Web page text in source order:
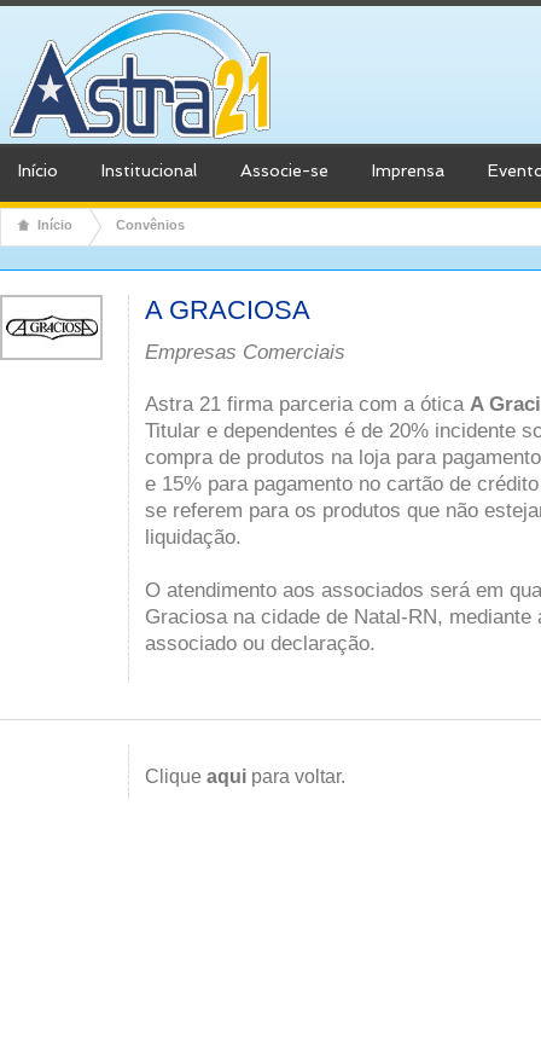
Início Institucional Associe-se Imprensa
Início Convênios
A GRACIOSA
Empresas Comerciais
Astra 21 firma parceria com a ótica A
Titular e dependentes é de 20% incidente
compra de produtos na loja para
e 15% para pagamento no cartão de
se referem para os produtos que não
liquidação.
O atendimento aos associados será em
Graciosa na cidade de Natal-RN,
associado ou declaração.
Clique aqui para voltar.